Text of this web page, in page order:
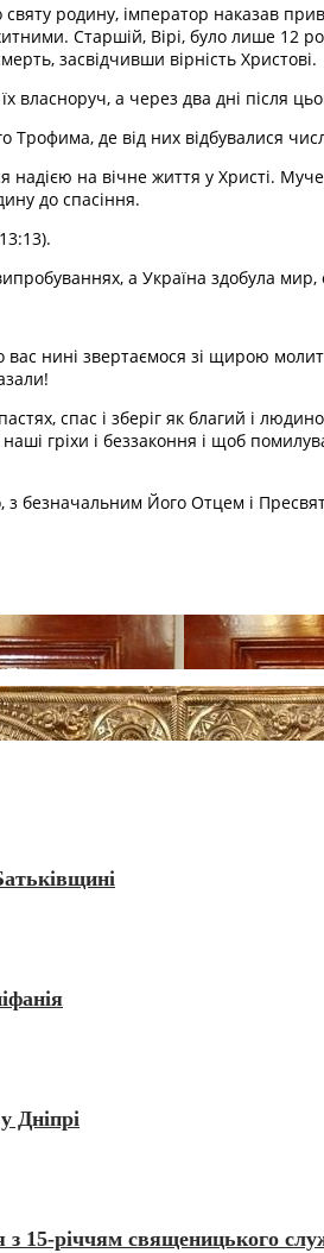
родину, імператор наказав
Старшій, Вірі, було лише 12
засвідчивши вірність Христові.
а через два дні після
Трофима, де від них відбувалися
надією на вічне життя у Христі.
до спасіння.
а Україна здобула мир,
вас нині звертаємося зі щирою
спас і зберіг як благий і
гріхи і беззаконня і щоб
безначальним Його Отцем і
Дніпрі
15-річчям священицького